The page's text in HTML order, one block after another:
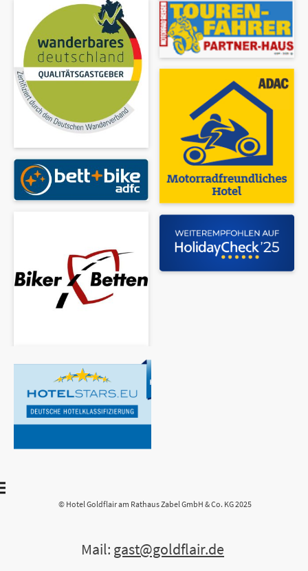
© Hotel Goldflair am Rathaus Zabel GmbH & Co. KG 2025
Mail: gast@goldflair.de